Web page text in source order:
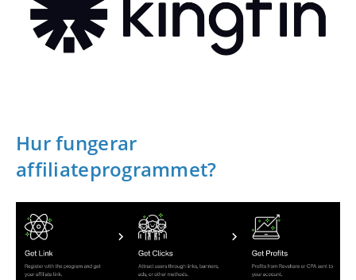
Hur fungerar
affiliateprogrammet?